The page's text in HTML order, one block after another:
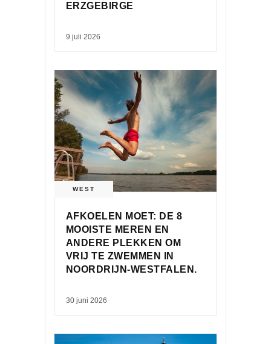
ERZGEBIRGE
9 juli 2026
WEST
AFKOELEN MOET: DE 8
MOOISTE MEREN EN
ANDERE PLEKKEN OM
VRIJ TE ZWEMMEN IN
NOORDRIJN-WESTFALEN.
30 juni 2026